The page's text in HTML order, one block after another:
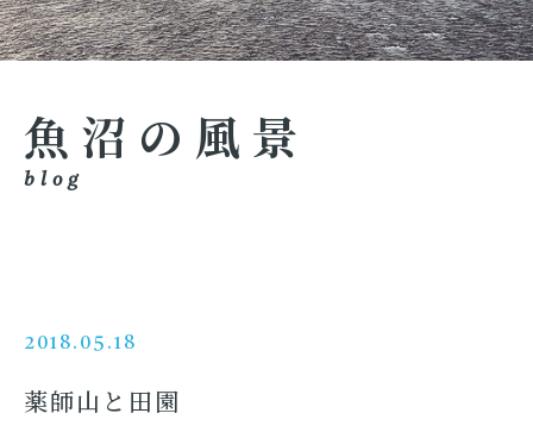
魚沼の風景
blog
2018.05.18
薬師山と田園